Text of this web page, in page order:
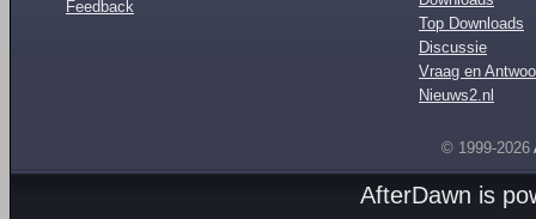
Feedback
Top Downloads
Discussie
Vraag en
Nieuws2.nl
© 1999-2026
AfterDawn is